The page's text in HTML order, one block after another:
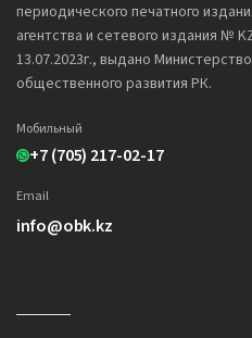
периодического печатного
агентства и сетевого издания №
13.07.2023г., выдано
общественного развития РК.
Мобильный
+7 (705) 217-02-17
Email
info@obk.kz